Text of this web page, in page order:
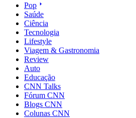
Pop
Saúde
Ciência
Tecnologia
Lifestyle
Viagem & Gastronomia
Review
Auto
Educação
CNN Talks
Fórum CNN
Blogs CNN
Colunas CNN